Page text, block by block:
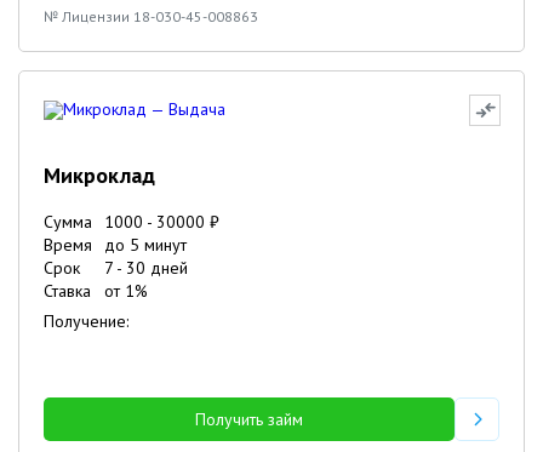
№ Лицензии 18-030-45-008863
Микроклад
Сумма 1000 - 30000 ₽
Время
до 5 минут
Срок
7 - 30 дней
Ставка
от 1%
Получение:
Получить займ